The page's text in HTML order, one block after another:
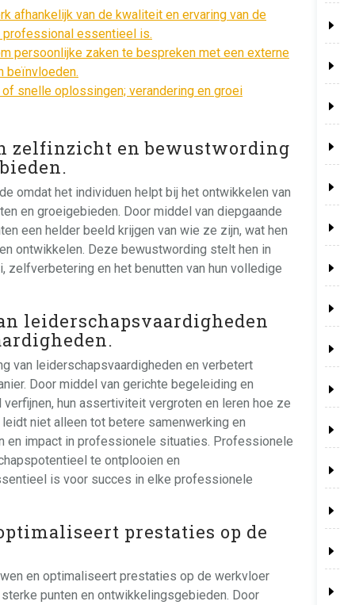
afhankelijk van de kwaliteit en ervaring van de
professional essentieel is.
persoonlijke zaken te bespreken met een externe
beïnvloeden.
snelle oplossingen; verandering en groei
zelfinzicht en bewustwording
omdat het individuen helpt bij het ontwikkelen van
en groeigebieden. Door middel van diepgaande
een helder beeld krijgen van wie ze zijn, wat hen
ontwikkelen. Deze bewustwording stelt hen in
zelfverbetering en het benutten van hun volledige
leiderschapsvaardigheden
van leiderschapsvaardigheden en verbetert
Door middel van gerichte begeleiding en
hun assertiviteit vergroten en leren hoe ze
niet alleen tot betere samenwerking en
en impact in professionele situaties. Professionele
te ontplooien en
is voor succes in elke professionele
prestaties op de
en optimaliseert prestaties op de werkvloer
punten en ontwikkelingsgebieden. Door